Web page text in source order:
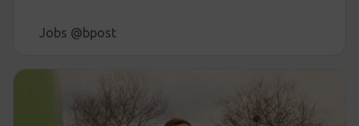
Jobs @bpost